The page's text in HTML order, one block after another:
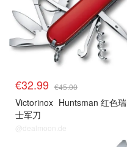
€32.99 €45.00
Victorinox Huntsman 红色瑞
士军刀
@dealmoon.de